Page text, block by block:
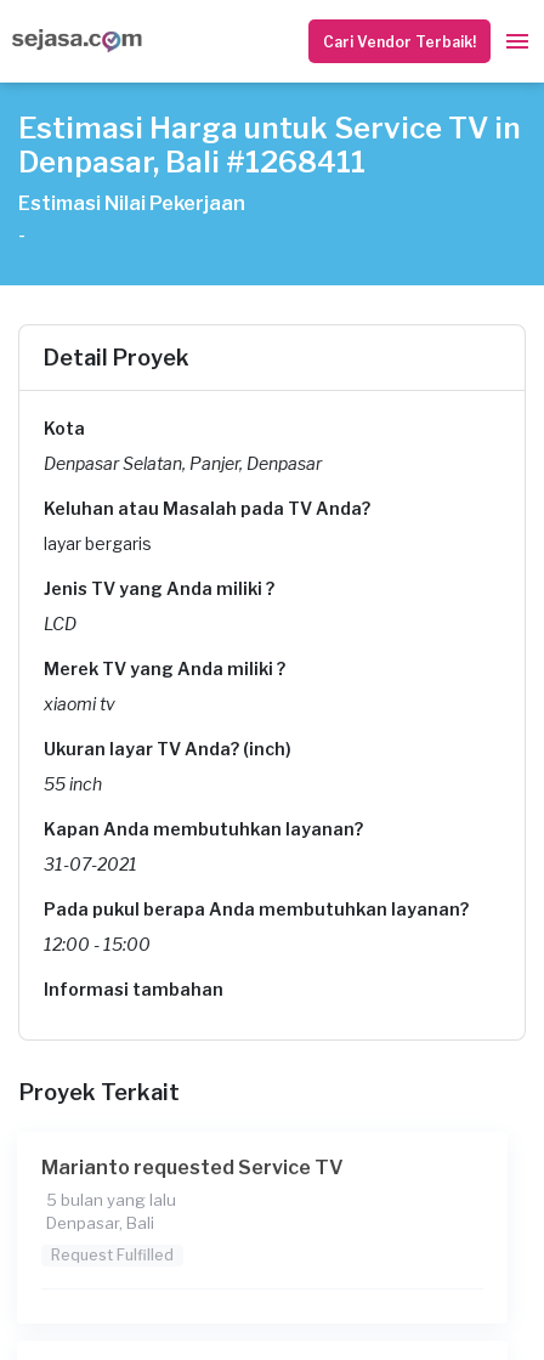
Cari Vendor Terbaik!
Estimasi Harga untuk Service TV in
Denpasar, Bali #1268411
Estimasi Nilai Pekerjaan
-
Detail Proyek
Kota
Denpasar Selatan, Panjer, Denpasar
Keluhan atau Masalah pada TV Anda?
layar bergaris
Jenis TV yang Anda miliki ?
LCD
Merek TV yang Anda miliki ?
xiaomi tv
Ukuran layar TV Anda? (inch)
55 inch
Kapan Anda membutuhkan layanan?
31-07-2021
Pada pukul berapa Anda membutuhkan layanan?
12:00 - 15:00
Informasi tambahan
Proyek Terkait
Marianto requested Service TV
5 bulan yang lalu
Denpasar, Bali
Request Fulfilled